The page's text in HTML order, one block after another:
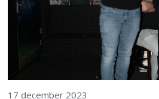
17 december 2023